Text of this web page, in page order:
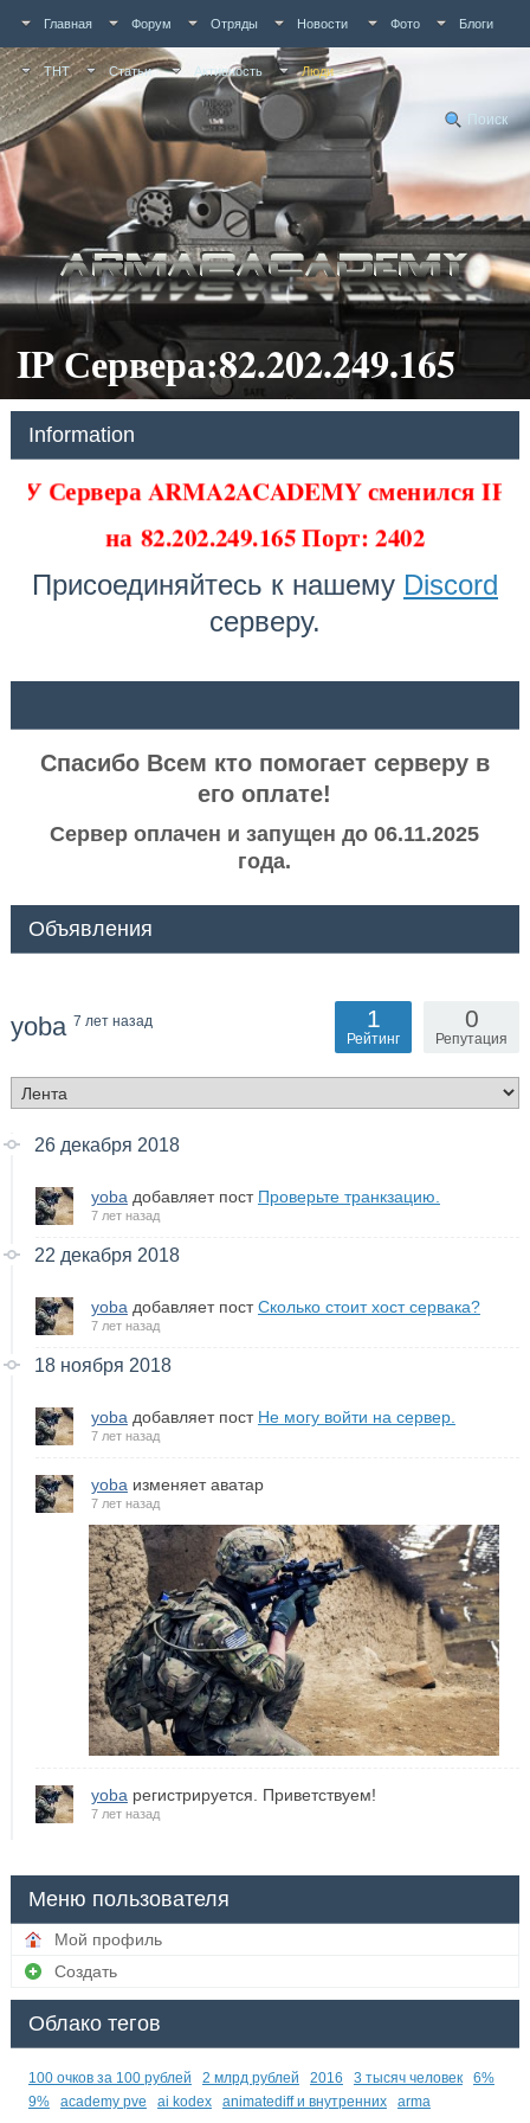
Главная Форум Отряды Новости Фото Блоги
ТНТ Статьи Активность Люди
Поиск
IP Сервера:82.202.249.165
Information
У Сервера ARMA2ACADEMY сменился IP
на82.202.249.165 Порт: 2402
Присоединяйтесь к нашему Discord
серверу.
Спасибо Всем кто помогает серверу в
его оплате!
Сервер оплачен и запущен до 06.11.2025
года.
Объявления
yoba 7 лет назад 0
Репутация
1
Рейтинг
26 декабря 2018
yoba добавляет пост Проверьте транкзацию.
7 лет назад
22 декабря 2018
yoba добавляет постСколько стоит хост сервака?
7 лет назад
18 ноября 2018
yoba добавляет пост Не могу войти на сервер.
7 лет назад
yoba изменяет аватар
7 лет назад
yobaрегистрируется. Приветствуем!
7 лет назад
Меню пользователя
Мой профиль
Создать
Облако тегов
100 очков за 100 рублей 2 млрд рублей 2016 3 тысяч человек
6%
9%
academy pve ai kodex animatediff и внутренних arma